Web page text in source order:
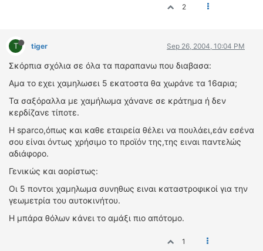
2
T tiger Sep 26, 2004, 10:04 PM
Σκόρπια σχόλια σε όλα τα παραπανω που διαβασα:
Αμα το εχει χαμηλωσει 5 εκατοστα θα χωράνε τα 16αρια;
Τα σαξόραλλα με χαμήλωμα χάνανε σε κράτημα ή δεν
κερδίζανε τίποτε.
Η sparco,όπως και καθε εταιρεία θέλει να πουλάει,εάν εσένα
σου είναι όντως χρήσιμο το προϊόν της,της ειναι παντελώς
αδιάφορο.
Γενικώς και αορίστως:
Οι 5 ποντοι χαμηλωμα συνηθως ειναι καταστροφικοί για την
γεωμετρία του αυτοκινήτου.
Η μπάρα θόλων κάνει το αμάξι πιο απότομο.
1